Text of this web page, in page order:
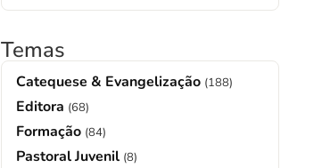
Temas
Catequese & Evangelização (188)
Editora (68)
Formação (84)
Pastoral Juvenil (8)